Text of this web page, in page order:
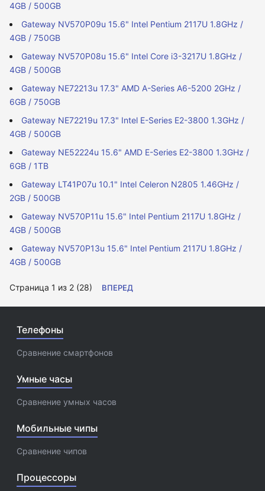
4GB / 500GB
Gateway NV570P09u 15.6" Intel Pentium 2117U 1.8GHz /
4GB / 750GB
Gateway NV570P08u 15.6" Intel Core i3-3217U 1.8GHz /
4GB / 500GB
Gateway NE72213u 17.3" AMD A-Series A6-5200 2GHz /
6GB / 750GB
Gateway NE72219u 17.3" Intel E-Series E2-3800 1.3GHz /
4GB / 500GB
Gateway NE52224u 15.6" AMD E-Series E2-3800 1.3GHz /
6GB / 1TB
Gateway LT41P07u 10.1" Intel Celeron N2805 1.46GHz /
2GB / 500GB
Gateway NV570P11u 15.6" Intel Pentium 2117U 1.8GHz /
4GB / 500GB
Gateway NV570P13u 15.6" Intel Pentium 2117U 1.8GHz /
4GB / 500GB
Страница 1 из 2 (28) ВПЕРЕД
Телефоны
Сравнение смартфонов
Умные часы
Сравнение умных часов
Мобильные чипы
Сравнение чипов
Процессоры